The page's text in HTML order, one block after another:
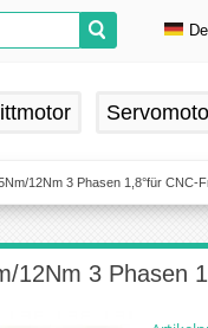
12Nm 3 Phasen 1,8°für CNC-
12Nm 3 Phasen